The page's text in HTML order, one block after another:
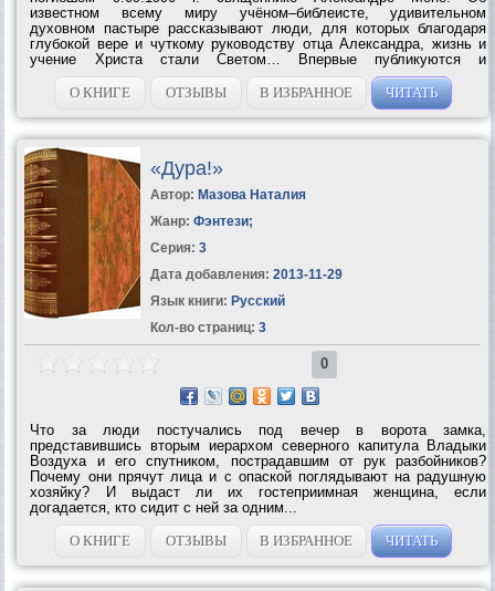
известном всему миру учёном–библеисте, удивительном
духовном пастыре рассказывают люди, для которых благодаря
глубокой вере и чуткому руководству отца Александра, жизнь и
учение Христа стали Светом… Впервые публикуются и
воспоминания «Мой путь» матери о. Александра Е. С. Мень и её
сестры В.Я.Василевской 'Катакомбы XX...
О КНИГЕ ОТЗЫВЫ В ИЗБРАННОЕ ЧИТАТЬ
«Дура!»
Автор: Мазова Наталия
Жанр: Фэнтези;
Серия: 3
Дата добавления: 2013-11-29
Язык книги: Русский
Кол-во страниц: 3
0
Что за люди постучались под вечер в ворота замка,
представившись вторым иерархом северного капитула Владыки
Воздуха и его спутником, пострадавшим от рук разбойников?
Почему они прячут лица и с опаской поглядывают на радушную
хозяйку? И выдаст ли их гостеприимная женщина, если
догадается, кто сидит с ней за одним...
О КНИГЕ
ОТЗЫВЫ В ИЗБРАННОЕ ЧИТАТЬ